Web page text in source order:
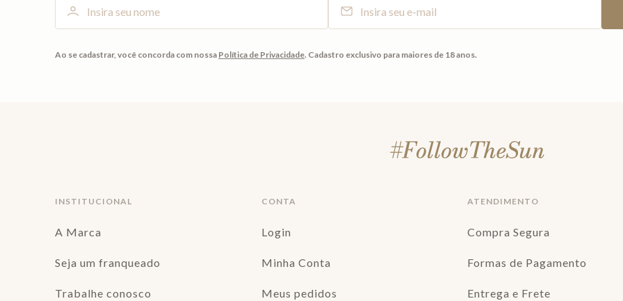
Ao se cadastrar, você concorda com nossa Política de Privacidade. Cadastro exclusivo para maiores de 18 anos.
INSTITUCIONAL
A Marca
Seja um franqueado
Trabalhe conosco
CONTA
Login
Minha Conta
Meus pedidos
ATENDIMENTO
Compra Segura
Formas de Pagamento
Entrega e Frete